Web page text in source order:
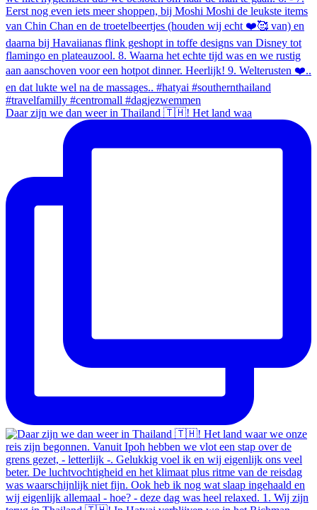
Daar zijn we dan weer in Thailand 🇹🇭! Het land waa